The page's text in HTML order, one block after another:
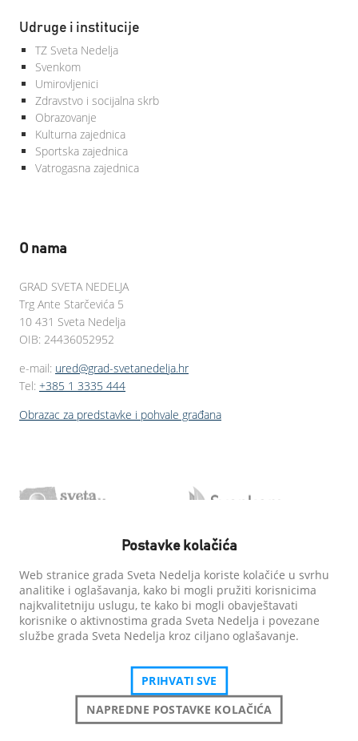
Udruge i institucije
TZ Sveta Nedelja
Svenkom
Umirovljenici
Zdravstvo i socijalna skrb
Obrazovanje
Kulturna zajednica
Sportska zajednica
Vatrogasna zajednica
O nama
GRAD SVETA NEDELJA
Trg Ante Starčevića 5
10 431 Sveta Nedelja
OIB: 24436052952
e-mail: ured@grad-svetanedelja.hr
Tel: +385 1 3335 444
Obrazac za predstavke i pohvale građana
Postavke kolačića
Web stranice grada Sveta Nedelja koriste kolačiće u svrhu
analitike i oglašavanja, kako bi mogli pružiti korisnicima
najkvalitetniju uslugu, te kako bi mogli obavještavati
korisnike o aktivnostima grada Sveta Nedelja i povezane
službe grada Sveta Nedelja kroz ciljano oglašavanje.
PRIHVATI SVE
NAPREDNE POSTAVKE KOLAČIĆA